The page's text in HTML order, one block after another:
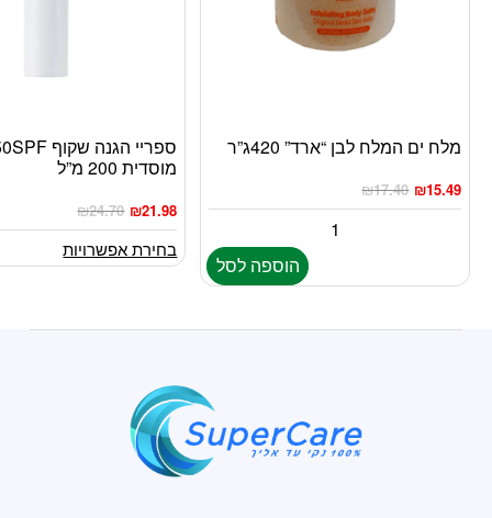
מלח ים המלח לבן “ארד” 420ג”ר
₪17.40 ₪15.49
הוספה לסל
מוסדית 200 מ”ל
₪24.70 ₪21.98
למוצר
זה
מספר
סוגים.
ניתן
את
המוצר
בחירת אפשרויות